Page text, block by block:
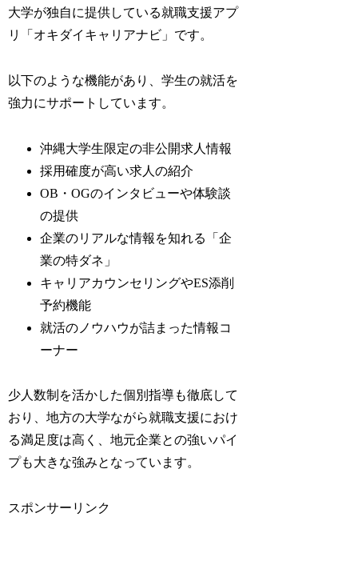
大学が独自に提供している就職支援アプ
リ「オキダイキャリアナビ」です。
以下のような機能があり、学生の就活を
強力にサポートしています。
沖縄大学生限定の非公開求人情報
採用確度が高い求人の紹介
OB・OGのインタビューや体験談
の提供
企業のリアルな情報を知れる「企
業の特ダネ」
キャリアカウンセリングやES添削
予約機能
就活のノウハウが詰まった情報コ
ーナー
少人数制を活かした個別指導も徹底して
おり、地方の大学ながら就職支援におけ
る満足度は高く、地元企業との強いパイ
プも大きな強みとなっています。
スポンサーリンク